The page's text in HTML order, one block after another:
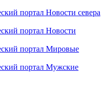
портал Новости севера
портал Новости
портал Мировые
портал Мужские